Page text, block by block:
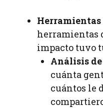
herramientas
impacto tuvo
Análisis de
cuánta
cuántos le